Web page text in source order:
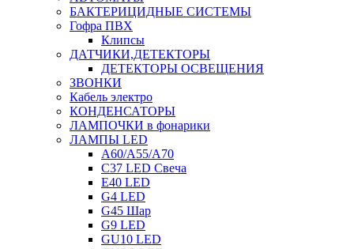
БАКТЕРИЦИДНЫЕ СИСТЕМЫ
Гофра ПВХ
Клипсы
ДАТЧИКИ,ДЕТЕКТОРЫ
ДЕТЕКТОРЫ ОСВЕЩЕНИЯ
ЗВОНКИ
Кабель электро
КОНДЕНСАТОРЫ
ЛАМПОЧКИ в фонарики
ЛАМПЫ LED
A60/A55/A70
C37 LED Свеча
E40 LED
G4 LED
G45 Шар
G9 LED
GU10 LED